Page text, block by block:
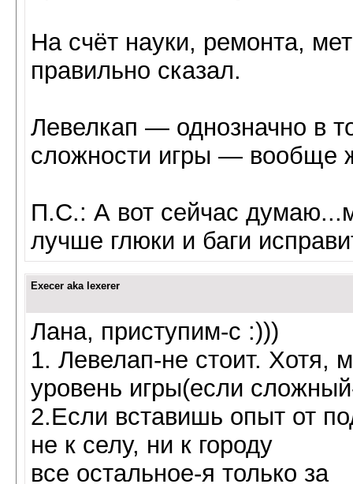
На счёт науки, ремонта,
правильно сказал.
Левелкап — однозначно в
сложности игры — вообще
П.С.: А вот сейчас
лучше глюки и баги
Execer aka lexerer
Лана, приступим-с :)))
1. Левелап-не стоит. Хотя,
уровень игры(если
2.Если вставишь опыт от
не к селу, ни к городу
все остальное-я только за